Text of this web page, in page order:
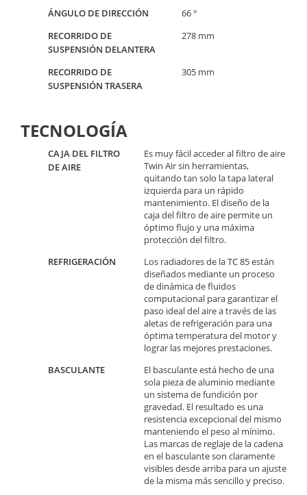
ÁNGULO DE DIRECCIÓN
66 °
RECORRIDO DE
SUSPENSIÓN DELANTERA
278 mm
RECORRIDO DE
SUSPENSIÓN TRASERA
305 mm
TECNOLOGÍA
CAJA DEL FILTRO
DE AIRE
Es muy fácil acceder al filtro de aire
Twin Air sin herramientas,
quitando tan solo la tapa lateral
izquierda para un rápido
mantenimiento. El diseño de la
caja del filtro de aire permite un
óptimo flujo y una máxima
protección del filtro.
REFRIGERACIÓN
Los radiadores de la TC 85 están
diseñados mediante un proceso
de dinámica de fluidos
computacional para garantizar el
paso ideal del aire a través de las
aletas de refrigeración para una
óptima temperatura del motor y
lograr las mejores prestaciones.
BASCULANTE
El basculante está hecho de una
sola pieza de aluminio mediante
un sistema de fundición por
gravedad. El resultado es una
resistencia excepcional del mismo
manteniendo el peso al mínimo.
Las marcas de reglaje de la cadena
en el basculante son claramente
visibles desde arriba para un ajuste
de la misma más sencillo y preciso.